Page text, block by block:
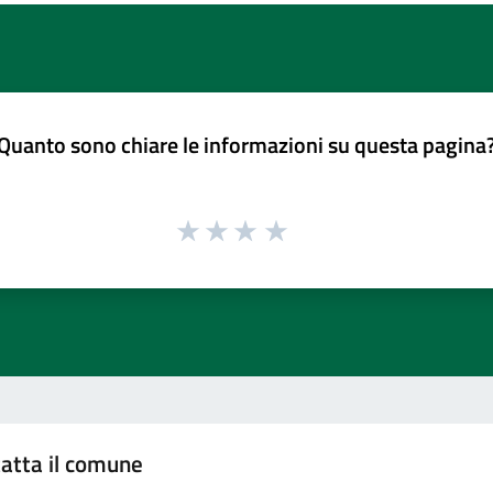
sono chiare le informazioni su questa
il comune